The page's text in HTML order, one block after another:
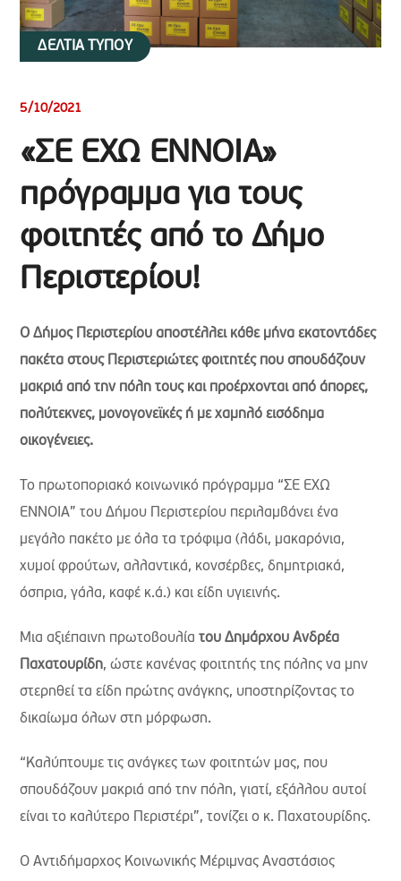
ΔΕΛΤΙΑ ΤΥΠΟΥ
5/10/2021
«ΣΕ ΕΧΩ ΕΝΝΟΙΑ»
πρόγραμμα για τους
φοιτητές από το Δήμο
Περιστερίου!
Ο Δήμος Περιστερίου αποστέλλει κάθε μήνα εκατοντάδες
πακέτα στους Περιστεριώτες φοιτητές που σπουδάζουν
μακριά από την πόλη τους και προέρχονται από άπορες,
πολύτεκνες, μονογονεϊκές ή με χαμηλό εισόδημα
οικογένειες.
Το πρωτοποριακό κοινωνικό πρόγραμμα “ΣΕ ΕΧΩ
ΕΝΝΟΙΑ” του Δήμου Περιστερίου περιλαμβάνει ένα
μεγάλο πακέτο με όλα τα τρόφιμα (λάδι, μακαρόνια,
χυμοί φρούτων, αλλαντικά, κονσέρβες, δημητριακά,
όσπρια, γάλα, καφέ κ.ά.) και είδη υγιεινής.
Μια αξιέπαινη πρωτοβουλίατου Δημάρχου Ανδρέα
Παχατουρίδη, ώστε κανένας φοιτητής της πόλης να μην
στερηθεί τα είδη πρώτης ανάγκης, υποστηρίζοντας το
δικαίωμα όλων στη μόρφωση.
“Καλύπτουμε τις ανάγκες των φοιτητών μας, που
σπουδάζουν μακριά από την πόλη, γιατί, εξάλλου αυτοί
είναι το καλύτερο Περιστέρι”, τονίζει ο κ. Παχατουρίδης.
Ο Αντιδήμαρχος Κοινωνικής Μέριμνας Αναστάσιος